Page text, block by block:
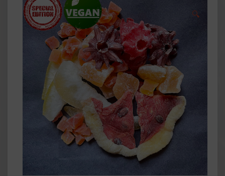
🔍